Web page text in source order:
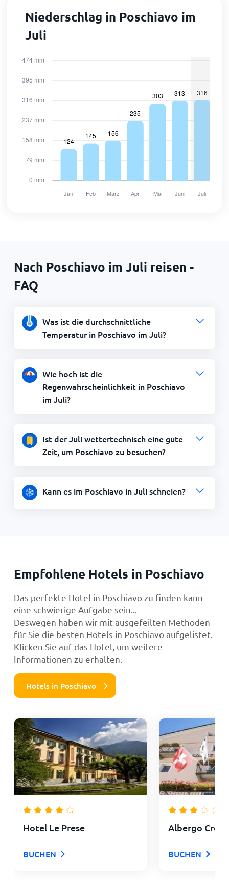
Niederschlag in Poschiavo im
Juli
Nach Poschiavo im Juli reisen -
FAQ
Was ist die durchschnittliche
Temperatur in Poschiavo im Juli?
Wie hoch ist die
Regenwahrscheinlichkeit in Poschiavo
im Juli?
Ist der Juli wettertechnisch eine gute
Zeit, um Poschiavo zu besuchen?
Kann es im Poschiavo in Juli schneien?
Empfohlene Hotels in Poschiavo
Das perfekte Hotel in Poschiavo zu finden kann
eine schwierige Aufgabe sein...
Deswegen haben wir mit ausgefeilten Methoden
für Sie die besten Hotels in Poschiavo aufgelistet.
Klicken Sie auf das Hotel, um weitere
Informationen zu erhalten.
Hotels in Poschiavo
Hotel Le Prese
BUCHEN
Albergo
BUCHEN